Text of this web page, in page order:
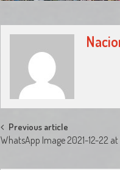
Post
navigation
Previous article
WhatsApp Image 2021-12-22 at